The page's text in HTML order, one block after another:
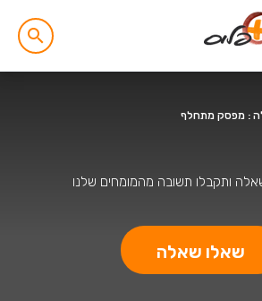
: מפסק מתחלף
ותקבלו תשובה מהמומחים שלנו
שאלו שאלה